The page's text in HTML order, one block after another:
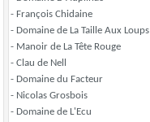
- François Chidaine
- Domaine de La Taille Aux Loups
- Manoir de La Tête Rouge
- Clau de Nell
- Domaine du Facteur
- Nicolas Grosbois
- Domaine de L'Ecu